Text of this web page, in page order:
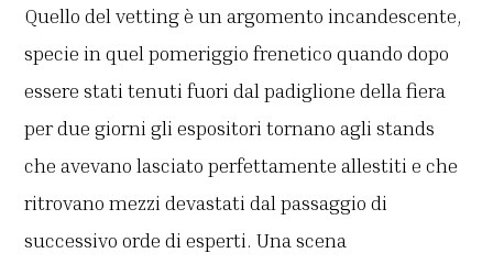
Quello del vetting è un argomento incandescente,
specie in quel pomeriggio frenetico quando dopo
essere stati tenuti fuori dal padiglione della fiera
per due giorni gli espositori tornano agli stands
che avevano lasciato perfettamente allestiti e che
ritrovano mezzi devastati dal passaggio di
successivo orde di esperti. Una scena